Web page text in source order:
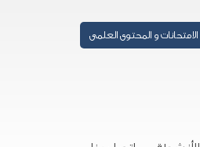
الامتحانات و المحتوى العلمى